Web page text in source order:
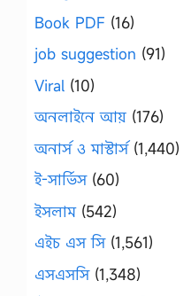
Book PDF (16)
job suggestion (91)
Viral (10)
অনলাইনে আয় (176)
অনার্স ও মাস্টার্স(1,440)
ই-সার্ভিস(60)
ইসলাম(542)
এইচ এস সি(1,561)
এসএসসি(1,348)